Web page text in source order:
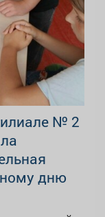
№ 2
дню